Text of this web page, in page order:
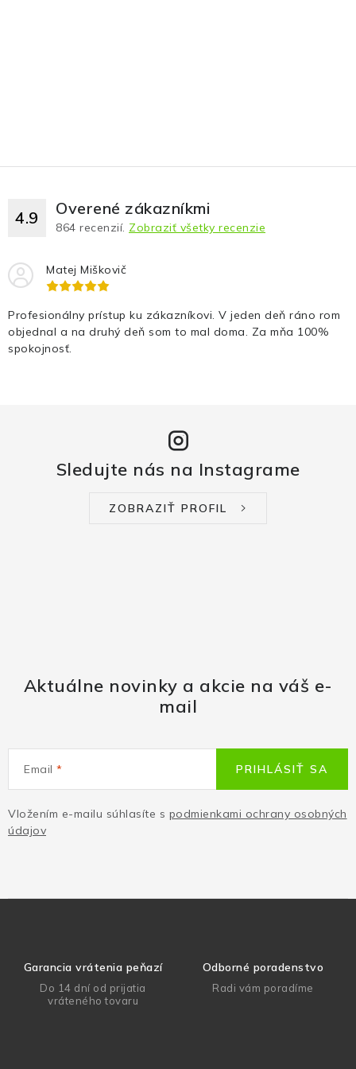
4.9 Overené zákazníkmi
864 recenzií. Zobraziť všetky recenzie
Matej Miškovič
Profesionálny prístup ku zákazníkovi. V jeden deň ráno rom
objednal a na druhý deň som to mal doma. Za mňa 100%
spokojnosť.
Sledujte nás na Instagrame
ZOBRAZIŤ PROFIL
Aktuálne novinky a akcie na váš e-
mail
Email
Vložením e-mailu súhlasíte s podmienkami ochrany osobných
údajov
PRIHLÁSIŤ SA
Garancia vrátenia peňazí
Do 14 dní od prijatia
vráteného tovaru
Odborné poradenstvo
Radi vám poradíme